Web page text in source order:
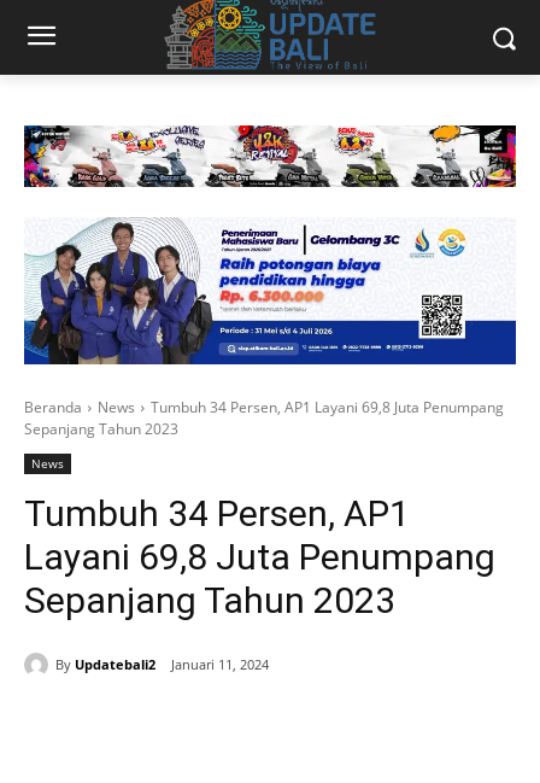
Beranda News
Tumbuh 34 Persen, AP1 Layani 69,8 Juta Penumpang
Sepanjang Tahun 2023
News
Tumbuh 34 Persen, AP1
Layani 69,8 Juta Penumpang
Sepanjang Tahun 2023
By Updatebali2 Januari 11, 2024